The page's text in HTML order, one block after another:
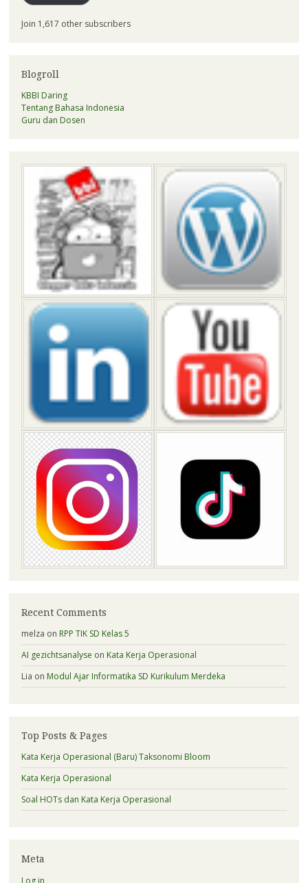
Join 1,617 other subscribers
Blogroll
KBBI Daring
Tentang Bahasa Indonesia
Guru dan Dosen
Recent Comments
melza on RPP TIK SD Kelas 5
AI gezichtsanalyse on Kata Kerja Operasional
Lia on Modul Ajar Informatika SD Kurikulum Merdeka
Top Posts & Pages
Kata Kerja Operasional (Baru) Taksonomi Bloom
Kata Kerja Operasional
Soal HOTs dan Kata Kerja Operasional
Meta
Log in